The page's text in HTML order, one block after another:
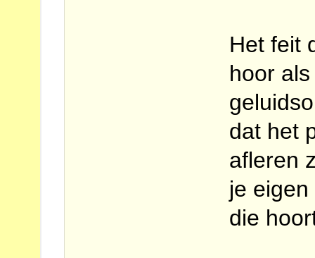
Het feit
hoor
dat het
afleren
je
die